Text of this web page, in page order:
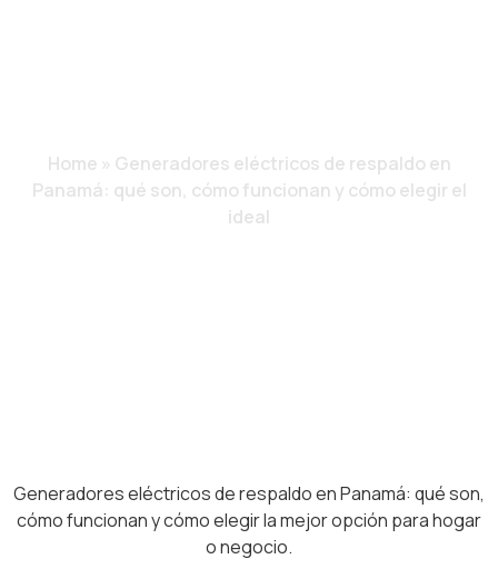
Home » Generadores eléctricos de respaldo en
Panamá: qué son, cómo funcionan y cómo elegir el
ideal
Generadores eléctricos de respaldo en Panamá: qué son,
cómo funcionan y cómo elegir la mejor opción para hogar
o negocio.